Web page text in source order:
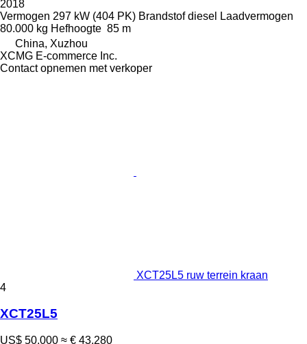
2018
Vermogen 297 kW (404 PK) Brandstof diesel
Laadvermogen
80.000 kg Hefhoogte 85 m
China, Xuzhou
XCMG E-commerce Inc.
Contact opnemen met verkoper
XCT25L5 ruw terrein kraan
4
XCT25L5
US$ 50.000 ≈ € 43.280